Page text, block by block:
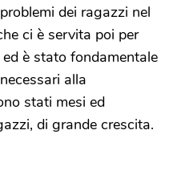
dei ragazzi nel
ci è servita poi per
è stato fondamentale
alla
stati mesi ed
di grande crescita.